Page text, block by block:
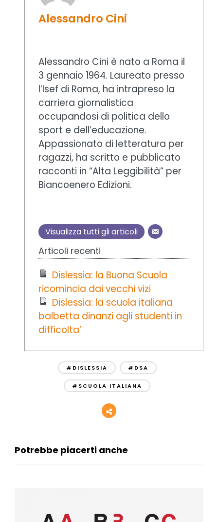
Alessandro Cini
Alessandro Cini è nato a Roma il
3 gennaio 1964. Laureato presso
l’Isef di Roma, ha intrapreso la
carriera giornalistica
occupandosi di politica dello
sport e dell’educazione.
Appassionato di letteratura per
ragazzi, ha scritto e pubblicato
racconti in “Alta Leggibilità” per
Biancoenero Edizioni.
Visualizza tutti gli articoli
Articoli recenti
Dislessia: la Buona Scuola
ricomincia dai vecchi vizi
Dislessia: la scuola italiana
balbetta dinanzi agli studenti in
difficolta’
#DISLESSIA #DSA
#SCUOLA ITALIANA
Potrebbe piacerti anche